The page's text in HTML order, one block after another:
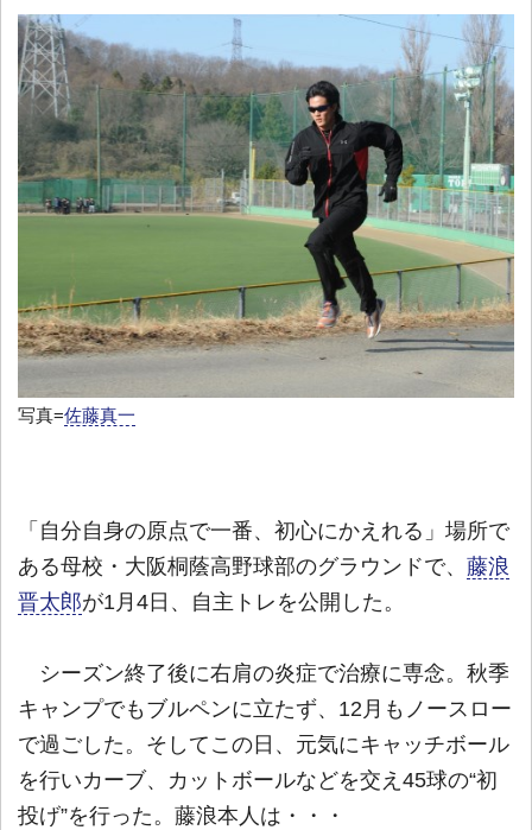
写真=佐藤真一
「自分自身の原点で一番、初心にかえれる」場所で
ある母校・大阪桐蔭高野球部のグラウンドで、 藤浪
晋太郎が1月4日、自主トレを公開した。
シーズン終了後に右肩の炎症で治療に専念。秋季
キャンプでもブルペンに立たず、12月もノースロー
で過ごした。そしてこの日、元気にキャッチボール
を行いカーブ、カットボールなどを交え45球の“初
投げ”を行った。藤浪本人は・・・